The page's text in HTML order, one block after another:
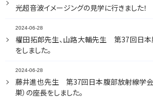
光超音波イメージングの見学に行きました！
2024-06-28
權田拓郎先生、山路大輔先生 第37回日
をしました。
2024-06-28
藤井進也先生 第37回日本腹部放射線学会
巣）の座長をしました。